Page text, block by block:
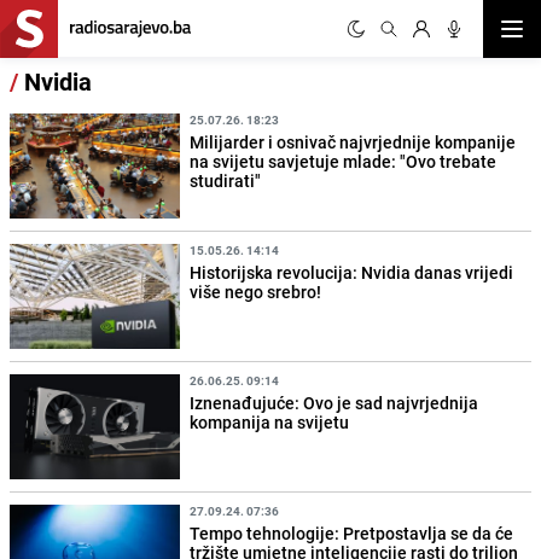
/ Nvidia
25.07.26. 18:23
Milijarder i osnivač najvrjednije kompanije
na svijetu savjetuje mlade: "Ovo trebate
studirati"
15.05.26. 14:14
Historijska revolucija: Nvidia danas vrijedi
više nego srebro!
26.06.25. 09:14
Iznenađujuće: Ovo je sad najvrjednija
kompanija na svijetu
27.09.24. 07:36
Tempo tehnologije: Pretpostavlja se da će
tržište umjetne inteligencije rasti do trilion